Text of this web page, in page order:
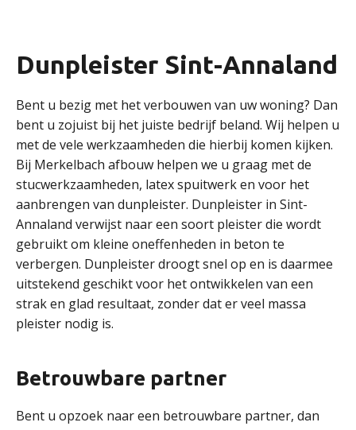
Dunpleister Sint-Annaland
Bent u bezig met het verbouwen van uw woning? Dan
bent u zojuist bij het juiste bedrijf beland. Wij helpen u
met de vele werkzaamheden die hierbij komen kijken.
Bij Merkelbach afbouw helpen we u graag met de
stucwerkzaamheden, latex spuitwerk en voor het
aanbrengen van dunpleister. Dunpleister in Sint-
Annaland verwijst naar een soort pleister die wordt
gebruikt om kleine oneffenheden in beton te
verbergen. Dunpleister droogt snel op en is daarmee
uitstekend geschikt voor het ontwikkelen van een
strak en glad resultaat, zonder dat er veel massa
pleister nodig is.
Betrouwbare partner
Bent u opzoek naar een betrouwbare partner, dan